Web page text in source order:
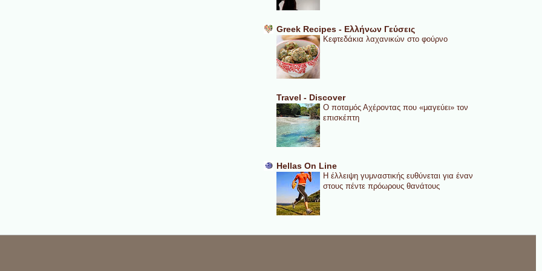
Greek Recipes - Ελλήνων Γεύσεις
Κεφτεδάκια λαχανικών στο φούρνο
Travel - Discover
Ο ποταμός Αχέροντας που «μαγεύει» τον
επισκέπτη
Hellas On Line
Η έλλειψη γυμναστικής ευθύνεται για έναν
στους πέντε πρόωρους θανάτους